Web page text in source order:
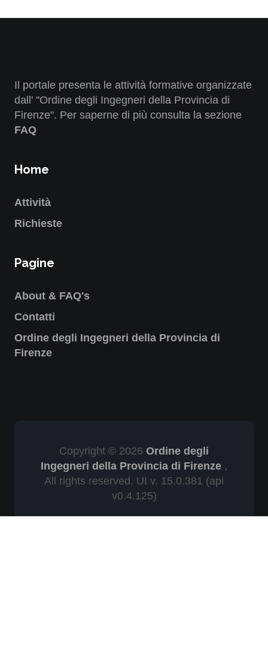
Il portale presenta le attività formative organizzate
dall' "Ordine degli Ingegneri della Provincia di
Firenze". Per saperne di più consulta la sezione
FAQ
Home
Attività
Richieste
Pagine
About & FAQ's
Contatti
Ordine degli Ingegneri della Provincia di
Firenze
Copyright © 2026 Ordine degli
Ingegneri della Provincia di Firenze ,
All rights reserved. UI v. 15.0.381 (api
v0.4.125)